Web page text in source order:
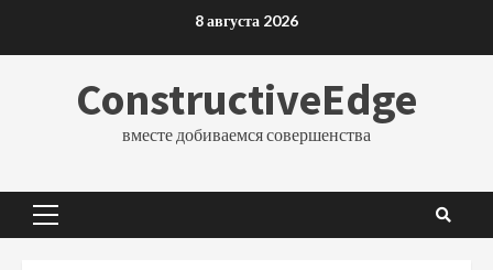
8 августа 2026
ConstructiveEdge
вместе добиваемся совершенства
Основное